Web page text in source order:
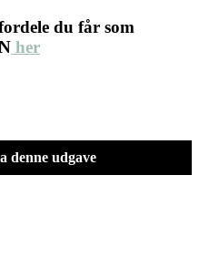
du får som
her
denne udgave